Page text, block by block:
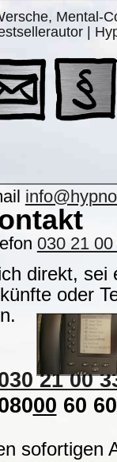
Mental-
|
030 21 00
direkt, sei
oder
21 00
00 60
sofortigen